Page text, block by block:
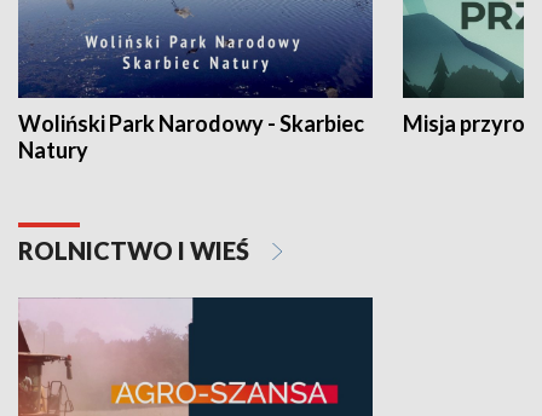
Woliński Park Narodowy - Skarbiec
Natury
Misja
ROLNICTWO I WIEŚ